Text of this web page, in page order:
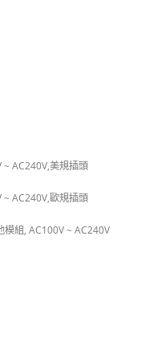
AC240V,美規插頭
AC240V,歐規插頭
組, AC100V ~ AC240V